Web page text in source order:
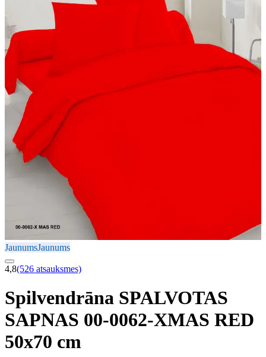
JaunumsJaunums
4,8(526 atsauksmes)
Spilvendrāna SPALVOTAS
SAPNAS 00-0062-XMAS RED
50x70 cm